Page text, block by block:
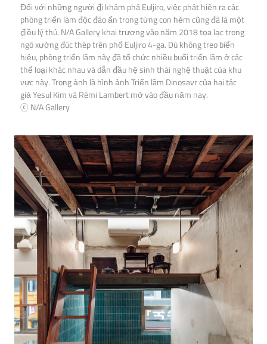
Đối với những người đi khám phá Euljiro, việc phát hiện ra các
phòng triển lãm độc đáo ẩn trong từng con hẻm cũng đã là một
điều lý thú. N/A Gallery khai trương vào năm 2018 tọa lạc trong
ngõ xưởng đúc thép trên phố Euljiro 4-ga. Dù không treo biển
hiệu, phòng triển lãm này đã tổ chức nhiều buổi triển lãm ở các
thể loại khác nhau và dẫn đầu hệ sinh thái nghệ thuật của khu
vực này. Trong ảnh là hình ảnh Triển lãm Dinosavr của hai tác
giả Yesul Kim và Rémi Lambert mở vào đầu năm nay.
ⓒ N/A Gallery